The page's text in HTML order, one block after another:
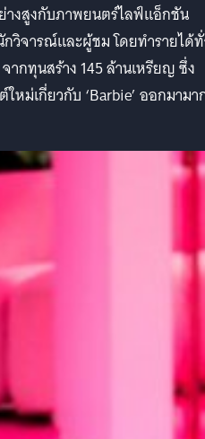
างสูงกับภาพยนตร์ไลฟ์แอ็กชัน
กวิจารณ์และผู้ชม โดยทำรายได้
ากทุนสร้าง 145 ล้านเหรียญ ซึ่ง
ใหม่เกี่ยวกับ ‘Barbie’ ออกมามา